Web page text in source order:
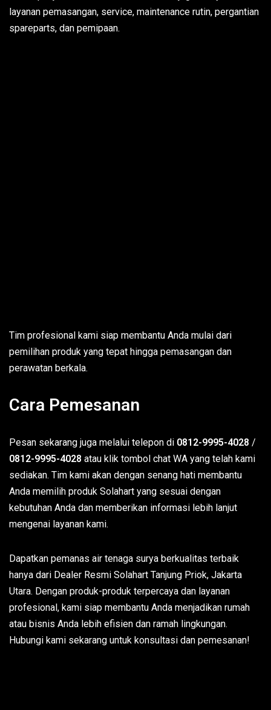
layanan pemasangan, service, maintenance rutin, pergantian
spareparts, dan pemipaan.
Tim profesional kami siap membantu Anda mulai dari
pemilihan produk yang tepat hingga pemasangan dan
perawatan berkala.
Cara Pemesanan
Pesan sekarang juga melalui telepon di 0812-9995-4028 /
0812-9995-4028 atau klik tombol chat WA yang telah kami
sediakan. Tim kami akan dengan senang hati membantu
Anda memilih produk Solahart yang sesuai dengan
kebutuhan Anda dan memberikan informasi lebih lanjut
mengenai layanan kami.
Dapatkan pemanas air tenaga surya berkualitas terbaik
hanya dari Dealer Resmi Solahart Tanjung Priok, Jakarta
Utara. Dengan produk-produk terpercaya dan layanan
profesional, kami siap membantu Anda menjadikan rumah
atau bisnis Anda lebih efisien dan ramah lingkungan.
Hubungi kami sekarang untuk konsultasi dan pemesanan!